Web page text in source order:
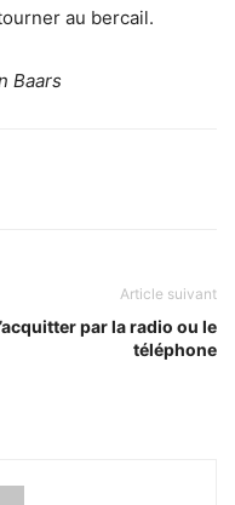
au bercail.
Baars
Article suivant
par la radio ou le
téléphone